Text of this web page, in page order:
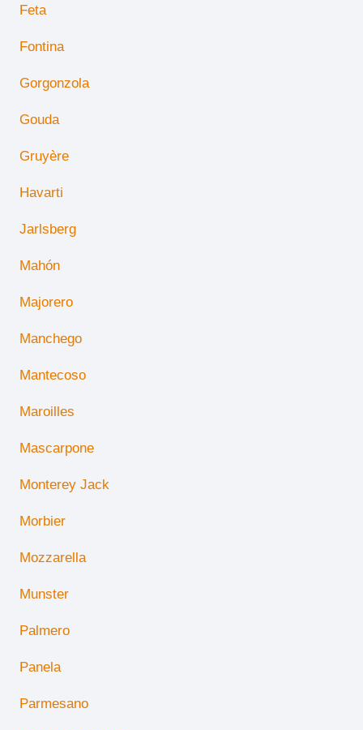
Feta
Fontina
Gorgonzola
Gouda
Gruyère
Havarti
Jarlsberg
Mahón
Majorero
Manchego
Mantecoso
Maroilles
Mascarpone
Monterey Jack
Morbier
Mozzarella
Munster
Palmero
Panela
Parmesano